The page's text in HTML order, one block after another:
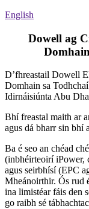
English
Dowell ag
D’fhreastail Dowell
Domhain sa
Idirnáisiúnta Abu
Bhí freastal maith ar
agus dá bharr sin bhí
Ba é seo an chéad
(inbhéirteoirí iPower,
agus seirbhísí (EPC
Mheánoirthir. Ós rud
ina limistéar fáis den
go raibh sé